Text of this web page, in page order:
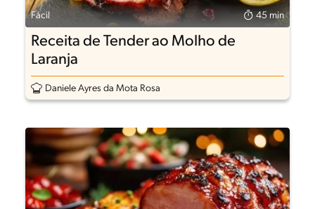
Fácil 45 min
Receita de Tender ao Molho de
Laranja
Daniele Ayres da Mota Rosa